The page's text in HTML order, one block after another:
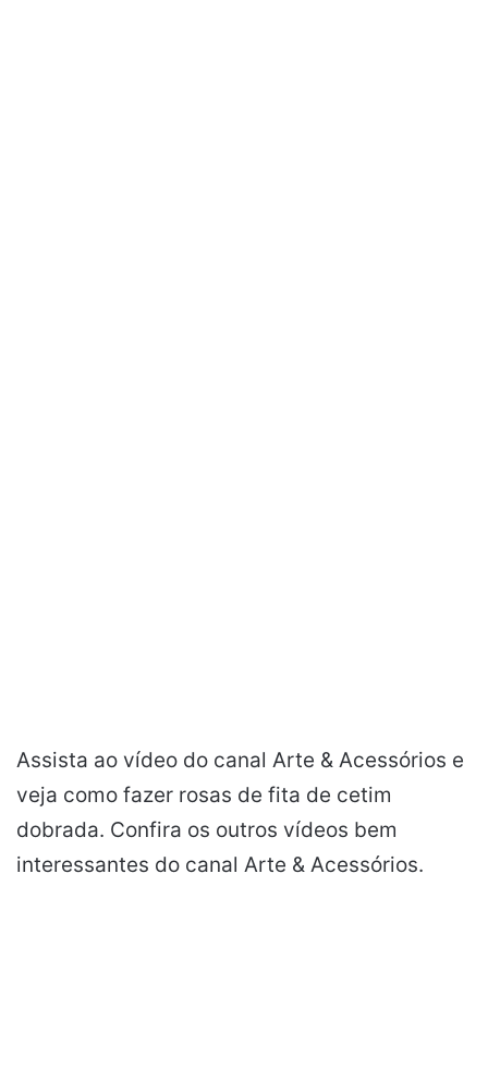
Assista ao vídeo do canal Arte & Acessórios e
veja como fazer rosas de fita de cetim
dobrada. Confira os outros vídeos bem
interessantes do canal Arte & Acessórios.